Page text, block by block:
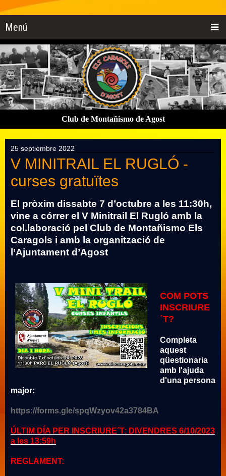
Menú
Club de Montañismo de Agost
25 septiembre 2022
V MINITRAIL EL RUGLÓ -
curses gratuïtes
El pròxim dissabte 7 d’octubre a les 11:30h,
vine a córrer el V Minitrail El Rugló amb la
col.laboració pel Club de Montañismo Els
Caragols i amb la organització de
l’Ajuntament d’Agost
COM POTS
INSCRIURE
´T?
Completa
aquest
qüestionaria
amb l'ajuda
d'una persona
major:
https://forms.gle/spqWzyov42a3784BA
ÚLTIM DÍA PER INSCRIURE´T: DIVENDRES 6/10/2023
a les 13:59h
REGLAMENT: